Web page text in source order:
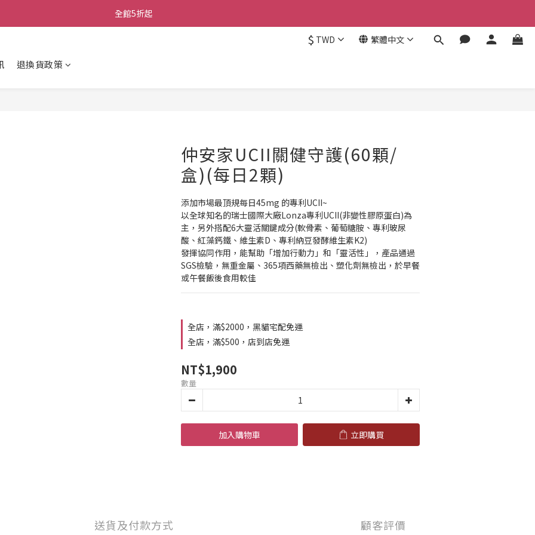
全館5折起
$ TWD 繁體中文
退換貨政策
仲安家UCII關健守護(60顆/
盒)(每日2顆)
添加市場最頂規每日45mg 的專利UCII~
以全球知名的瑞士國際大廠Lonza專利UCII(非變性膠原蛋白)為
主，另外搭配6大靈活關鍵成分(軟骨素、葡萄糖胺、專利玻尿
酸、紅藻鈣鐵、維生素D、專利納豆發酵維生素K2)
發揮協同作用，能幫助「增加行動力」和「靈活性」，產品通過
SGS檢驗，無重金屬、365項西藥無檢出、塑化劑無檢出，於早餐
或午餐飯後食用較佳
全店，滿$2000，黑貓宅配免運
全店，滿$500，店到店免運
NT$1,900
數量
加入購物車 立即購買
送貨及付款方式 顧客評價